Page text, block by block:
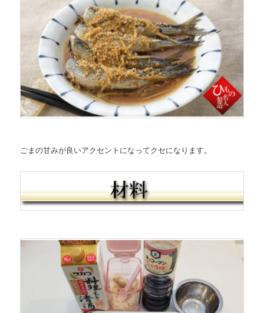
ごまの甘みが良いアクセントになってクセになります。